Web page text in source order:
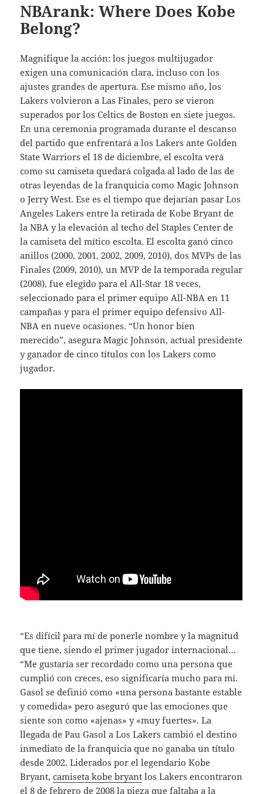
NBArank: Where Does Kobe
Belong?
Magnifique la acción: los juegos multijugador
exigen una comunicación clara, incluso con los
ajustes grandes de apertura. Ese mismo año, los
Lakers volvieron a Las Finales, pero se vieron
superados por los Celtics de Boston en siete juegos.
En una ceremonia programada durante el descanso
del partido que enfrentará a los Lakers ante Golden
State Warriors el 18 de diciembre, el escolta verá
como su camiseta quedará colgada al lado de las de
otras leyendas de la franquicia como Magic Johnson
o Jerry West. Ese es el tiempo que dejarían pasar Los
Angeles Lakers entre la retirada de Kobe Bryant de
la NBA y la elevación al techo del Staples Center de
la camiseta del mítico escolta. El escolta ganó cinco
anillos (2000, 2001, 2002, 2009, 2010), dos MVPs de las
Finales (2009, 2010), un MVP de la temporada regular
(2008), fue elegido para el All-Star 18 veces,
seleccionado para el primer equipo All-NBA en 11
campañas y para el primer equipo defensivo All-
NBA en nueve ocasiones. “Un honor bien
merecido”, asegura Magic Johnson, actual presidente
y ganador de cinco títulos con los Lakers como
jugador.
“Es difícil para mí de ponerle nombre y la magnitud
que tiene, siendo el primer jugador internacional…
“Me gustaría ser recordado como una persona que
cumplió con creces, eso significaría mucho para mí.
Gasol se definió como «una persona bastante estable
y comedida» pero aseguró que las emociones que
siente son como «ajenas» y «muy fuertes». La
llegada de Pau Gasol a Los Lakers cambió el destino
inmediato de la franquicia que no ganaba un título
desde 2002. Liderados por el legendario Kobe
Bryant,camiseta kobe bryant los Lakers encontraron
el 8 de febrero de 2008 la pieza que faltaba a la